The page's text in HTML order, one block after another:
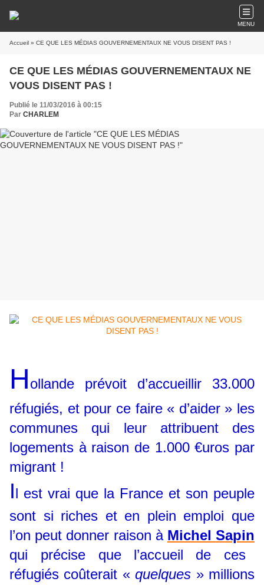
MENU
Accueil » CE QUE LES MÉDIAS GOUVERNEMENTAUX NE VOUS DISENT PAS !
CE QUE LES MÉDIAS GOUVERNEMENTAUX NE
VOUS DISENT PAS !
Publié le 11/03/2016 à 00:15
Par CHARLEM
Hollande prévoit d’accueillir 33.000
réfugiés, et pour ce faire « d’aider » les
communes qui leur attribuent des
logements à raison de 1.000 €uros par
migrant !
Il est vrai que la France et son peuple
sont si riches et en plein emploi que
l’on peut donner raison à Michel Sapin
qui précise que l’accueil de ces
réfugiés coûterait «quelques » millions